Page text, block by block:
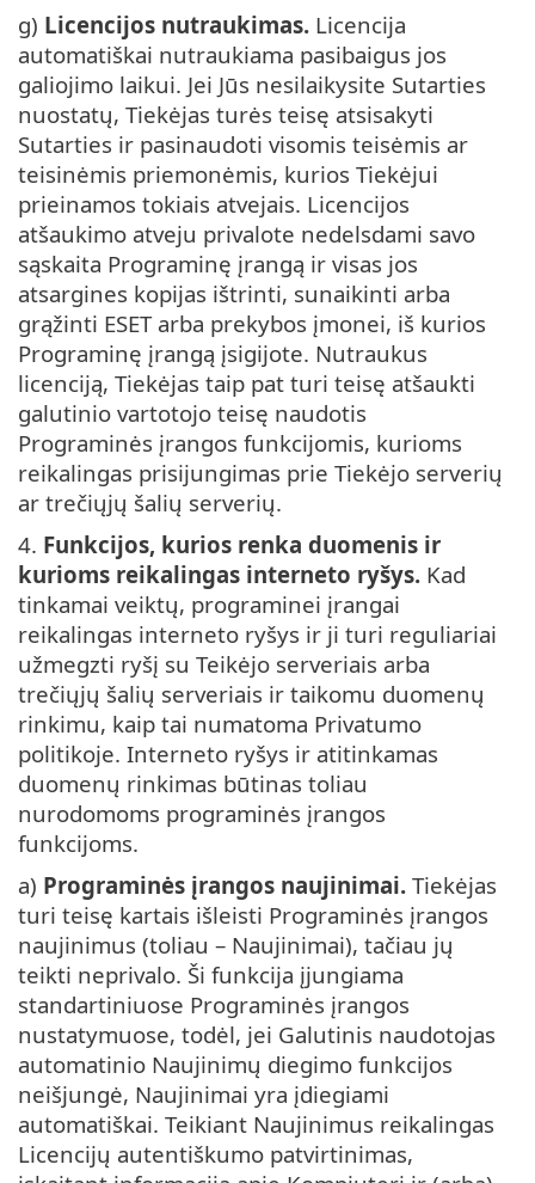
g) Licencijos nutraukimas. Licencija
automatiškai nutraukiama pasibaigus jos
galiojimo laikui. Jei Jūs nesilaikysite Sutarties
nuostatų, Tiekėjas turės teisę atsisakyti
Sutarties ir pasinaudoti visomis teisėmis ar
teisinėmis priemonėmis, kurios Tiekėjui
prieinamos tokiais atvejais. Licencijos
atšaukimo atveju privalote nedelsdami savo
sąskaita Programinę įrangą ir visas jos
atsargines kopijas ištrinti, sunaikinti arba
grąžinti ESET arba prekybos įmonei, iš kurios
Programinę įrangą įsigijote. Nutraukus
licenciją, Tiekėjas taip pat turi teisę atšaukti
galutinio vartotojo teisę naudotis
Programinės įrangos funkcijomis, kurioms
reikalingas prisijungimas prie Tiekėjo serverių
ar trečiųjų šalių serverių.
4. Funkcijos, kurios renka duomenis ir
kurioms reikalingas interneto ryšys. Kad
tinkamai veiktų, programinei įrangai
reikalingas interneto ryšys ir ji turi reguliariai
užmegzti ryšį su Teikėjo serveriais arba
trečiųjų šalių serveriais ir taikomu duomenų
rinkimu, kaip tai numatoma Privatumo
politikoje. Interneto ryšys ir atitinkamas
duomenų rinkimas būtinas toliau
nurodomoms programinės įrangos
funkcijoms.
a) Programinės įrangos naujinimai. Tiekėjas
turi teisę kartais išleisti Programinės įrangos
naujinimus (toliau – Naujinimai), tačiau jų
teikti neprivalo. Ši funkcija įjungiama
standartiniuose Programinės įrangos
nustatymuose, todėl, jei Galutinis naudotojas
automatinio Naujinimų diegimo funkcijos
neišjungė, Naujinimai yra įdiegiami
automatiškai. Teikiant Naujinimus reikalingas
Licencijų autentiškumo patvirtinimas,